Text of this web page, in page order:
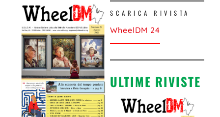
SCARICA RIVISTA
WheelDM 24
ULTIME RIVISTE